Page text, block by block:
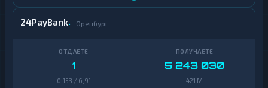
24PayBank Оренбург
1
0,153 / 6,91
5 243 030
421 M